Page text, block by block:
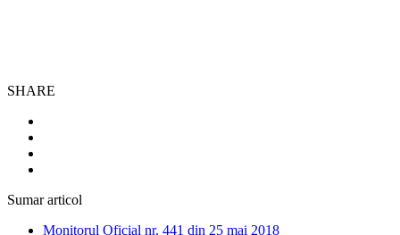
SHARE
Sumar articol
Monitorul Oficial nr. 441 din 25 mai 2018